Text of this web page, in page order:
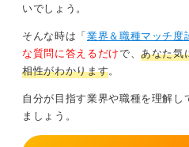
いでしょう。
そんな時は「 業界＆職種マッチ度
な質問に答えるだけで、あなた気
相性がわかります。
自分が目指す業界や職種を理解し
ましょう。